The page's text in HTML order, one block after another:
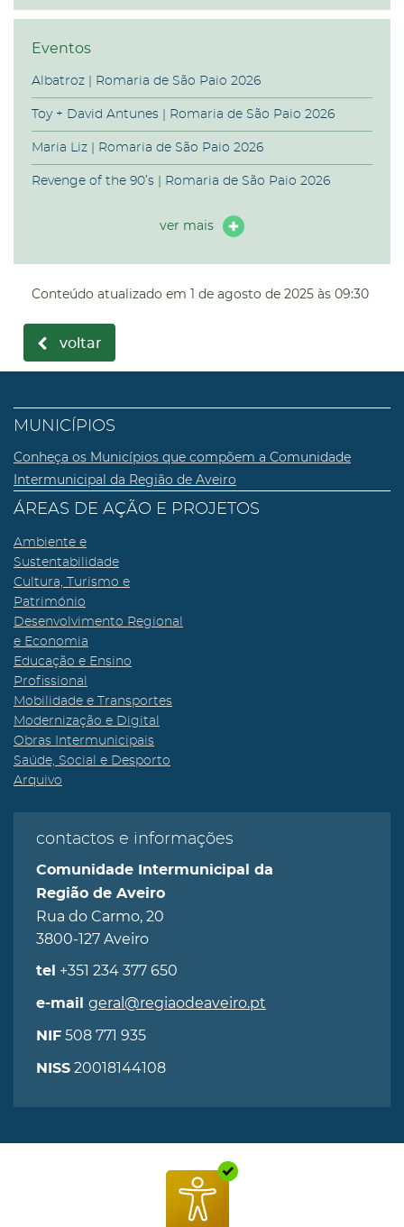
Eventos
Albatroz | Romaria de São Paio 2026
Toy + David Antunes | Romaria de São Paio 2026
Maria Liz | Romaria de São Paio 2026
Revenge of the 90’s | Romaria de São Paio 2026
ver mais
Conteúdo atualizado em 1 de agosto de 2025 às 09:30
voltar
MUNICÍPIOS
Conheça os Municípios que compõem a Comunidade
Intermunicipal da Região de Aveiro
ÁREAS DE AÇÃO E PROJETOS
Ambiente e
Sustentabilidade
Cultura, Turismo e
Património
Desenvolvimento Regional
e Economia
Educação e Ensino
Profissional
Mobilidade e Transportes
Modernização e Digital
Obras Intermunicipais
Saúde, Social e Desporto
Arquivo
contactos e informações
Comunidade Intermunicipal da
Região de Aveiro
Rua do Carmo, 20
3800-127 Aveiro
tel +351 234 377 650
e-mail geral@regiaodeaveiro.pt
NIF 508 771 935
NISS 20018144108